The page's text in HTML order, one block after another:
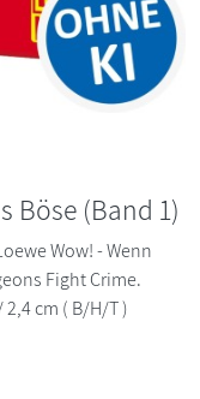
Böse (Band 1)
Wow! - Wenn
Fight Crime.
cm ( B/H/T )